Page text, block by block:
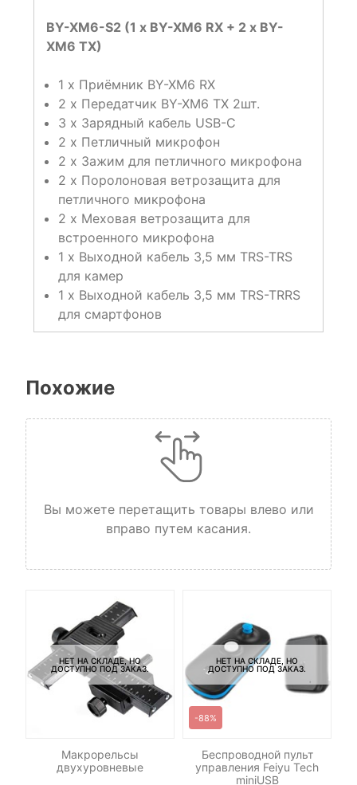
BY-XM6-S2 (1 x BY-XM6 RX + 2 x BY-
XM6 TX)
1 x Приёмник BY-XM6 RX
2 х Передатчик BY-XM6 TX 2шт.
3 x Зарядный кабель USB-C
2 x Петличный микрофон
2 х Зажим для петличного микрофона
2 х Поролоновая ветрозащита для
петличного микрофона
2 х Меховая ветрозащита для
встроенного микрофона
1 х Выходной кабель 3,5 мм TRS-TRS
для камер
1 х Выходной кабель 3,5 мм TRS-TRRS
для смартфонов
Похожие
Вы можете перетащить товары влево или
вправо путем касания.
НЕТ НА СКЛАДЕ, НО
ДОСТУПНО ПОД ЗАКАЗ.
Макрорельсы
двухуровневые
НЕТ НА СКЛАДЕ, НО
ДОСТУПНО ПОД ЗАКАЗ.
-88%
Беспроводной пульт
управления Feiyu Tech
miniUSB